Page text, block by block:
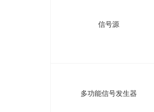
信号源
多功能信号发生器